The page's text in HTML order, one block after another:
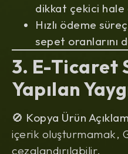
dikkat çekici
Hızlı ödeme
sepet oranlarını
3. E-Ticaret
Yapılan
🚫 Kopya Ürün
içerik oluşturmamak,
cezalandırılabilir.